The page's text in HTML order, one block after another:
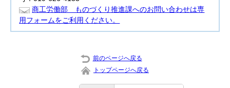
商工労働部 ものづくり推進課へのお問い合わせは専
用フォームをご利用ください。
前のページへ戻る
トップページへ戻る